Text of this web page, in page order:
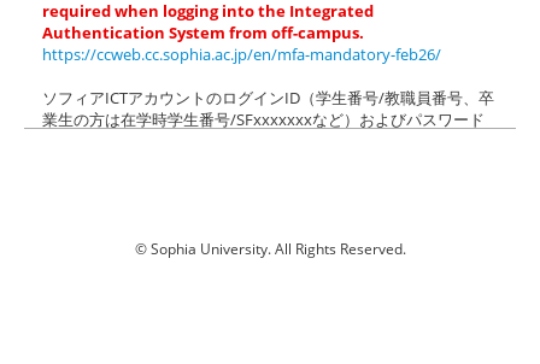
required when logging into the Integrated
Authentication System from off-campus.
https://ccweb.cc.sophia.ac.jp/en/mfa-mandatory-feb26/
ソフィアICTアカウントのログインID（学生番号/教職員番号、卒
業生の方は在学時学生番号/SFxxxxxxxなど）およびパスワード
Please login with login ID (Student ID/Faculty ID) and password
© Sophia University. All Rights Reserved.